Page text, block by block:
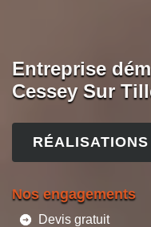
Entreprise
Cessey Sur
RÉALISATIONS
Nos engagements
Devis gratuit